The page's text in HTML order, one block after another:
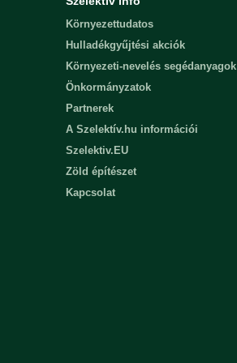
Környezettudatos
Hulladékgyűjtési akciók
Környezeti-nevelés segédanyagok
Önkormányzatok
Partnerek
A Szelektív.hu információi
Szelektiv.EU
Zöld építészet
Kapcsolat